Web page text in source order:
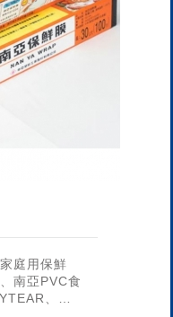
庭用保鮮
南亞PVC食
、美